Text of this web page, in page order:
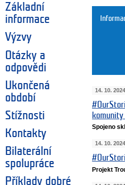
Základní
informace
Výzvy
Otázky a
odpovědi
Ukončená
období
Stížnosti
Kontakty
Bilaterální
spolupráce
Příklady dobré
14. 10. 2024
Spojeno
14. 10. 2024
Projekt